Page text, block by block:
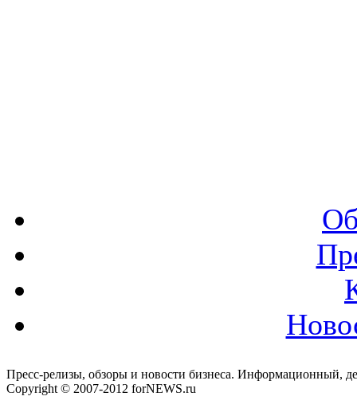
Пресс-релизы, обзоры и новости бизнеса. Информационный,
Copyright © 2007-2012 forNEWS.ru